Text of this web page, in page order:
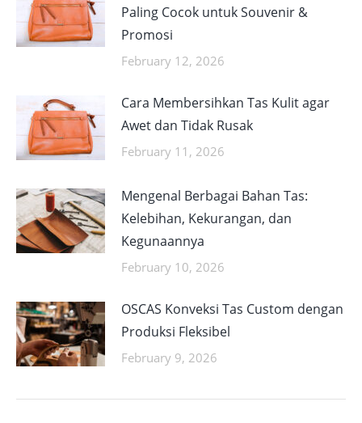
Paling Cocok untuk Souvenir &
Promosi
February 12, 2026
Cara Membersihkan Tas Kulit agar
Awet dan Tidak Rusak
February 11, 2026
Mengenal Berbagai Bahan Tas:
Kelebihan, Kekurangan, dan
Kegunaannya
February 10, 2026
OSCAS Konveksi Tas Custom dengan
Produksi Fleksibel
February 9, 2026